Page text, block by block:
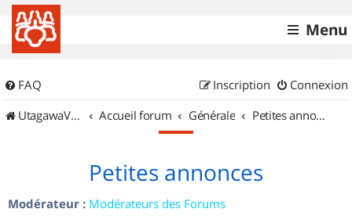
Menu
FAQ Connexion
Inscription
UtagawaVTT (Randos VTT et VTTAE avec traces GPS)
Accueil forum Générale Petites annonces
Petites annonces
Modérateur : Modérateurs des Forums